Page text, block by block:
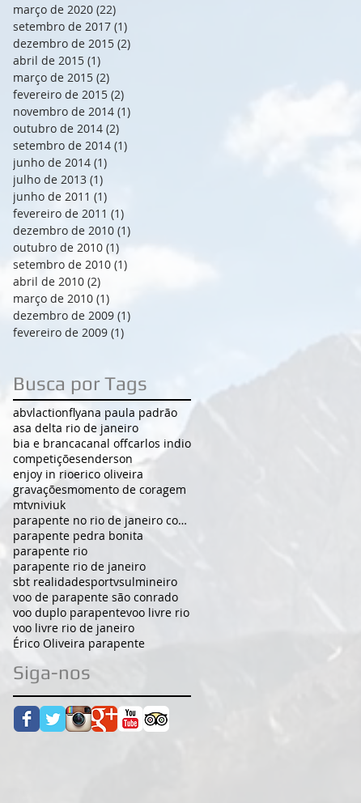
março de 2020 (22)
setembro de 2017 (1)
dezembro de 2015 (2)
abril de 2015 (1)
março de 2015 (2)
fevereiro de 2015 (2)
novembro de 2014 (1)
outubro de 2014 (2)
setembro de 2014 (1)
junho de 2014 (1)
julho de 2013 (1)
junho de 2011 (1)
fevereiro de 2011 (1)
dezembro de 2010 (1)
outubro de 2010 (1)
setembro de 2010 (1)
abril de 2010 (2)
março de 2010 (1)
dezembro de 2009 (1)
fevereiro de 2009 (1)
Busca por Tags
abvlactionflyana paula padrão
asa delta rio de janeiro
bia e brancacanal offcarlos indio
competiçõesenderson
enjoy in rioerico oliveira
gravaçõesmomento de coragem
mtvniviuk
parapente no rio de janeiro com campeão
parapente pedra bonita
parapente rio
parapente rio de janeiro
sbt realidadesportvsulmineiro
voo de parapente são conrado
voo duplo parapentevoo livre rio
voo livre rio de janeiro
Érico Oliveira parapente
Siga-nos